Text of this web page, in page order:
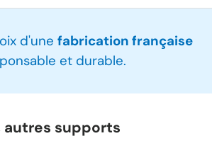
d'une fabrication française
et durable.
supports